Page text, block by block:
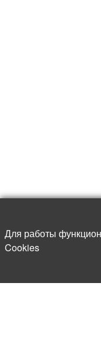
Фильтры
Для работы
Cookies